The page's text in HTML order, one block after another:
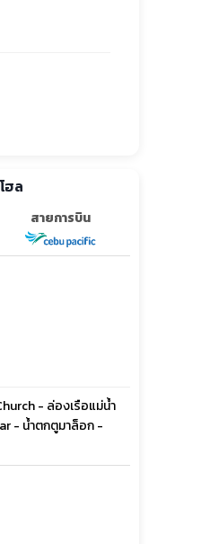
ฮล
สายการบิน
- ล่องเรือแม่น้ำ
- น้ำตกตูมาล็อก -